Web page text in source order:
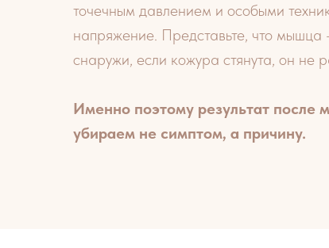
точечным давлением и особыми
напряжение. Представьте, что
снаружи, если кожура стянута, он не
Именно поэтому результат после
убираем не симптом, а причину.